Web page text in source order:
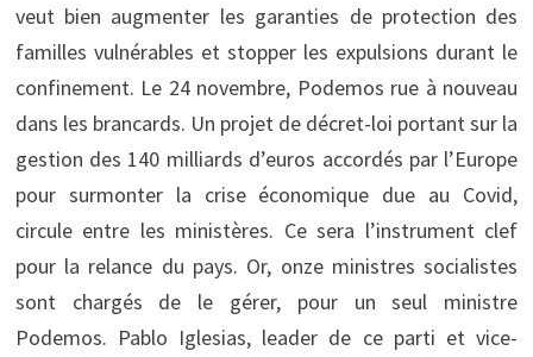
veut bien augmenter les garanties de protection des
familles vulnérables et stopper les expulsions durant le
confinement. Le 24 novembre, Podemos rue à nouveau
dans les brancards. Un projet de décret-loi portant sur la
gestion des 140 milliards d’euros accordés par l’Europe
pour surmonter la crise économique due au Covid,
circule entre les ministères. Ce sera l’instrument clef
pour la relance du pays. Or, onze ministres socialistes
sont chargés de le gérer, pour un seul ministre
Podemos. Pablo Iglesias, leader de ce parti et vice-